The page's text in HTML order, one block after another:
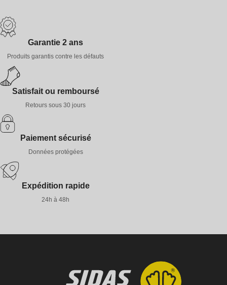
Garantie 2 ans
Produits garantis contre les défauts
Satisfait ou remboursé
Retours sous 30 jours
Paiement sécurisé
Données protégées
Expédition rapide
24h à 48h